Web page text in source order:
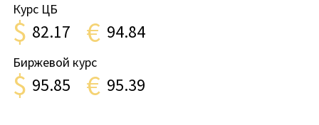
Курс ЦБ
$ 82.17 € 94.84
Биржевой курс
$ 95.85 € 95.39